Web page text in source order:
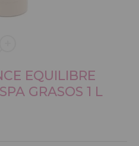
EQUILIBRE
GRASOS 1 L